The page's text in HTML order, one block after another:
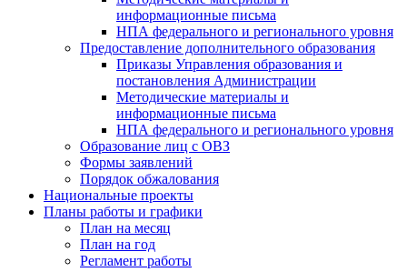
информационные письма
НПА федерального и регионального уровня
Предоставление дополнительного образования
Приказы Управления образования и
постановления Администрации
Методические материалы и
информационные письма
НПА федерального и регионального уровня
Образование лиц с ОВЗ
Формы заявлений
Порядок обжалования
Национальные проекты
Планы работы и графики
План на месяц
План на год
Регламент работы